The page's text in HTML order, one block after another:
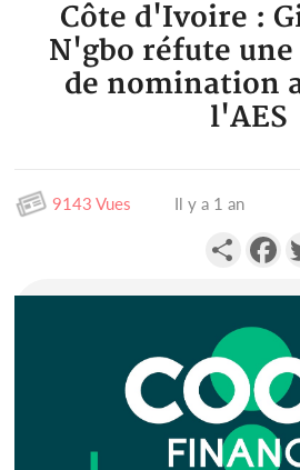
Côte d'Ivoire :
N'gbo réfute
de nomination
l'AES
9143 Vues Il y a 1 an